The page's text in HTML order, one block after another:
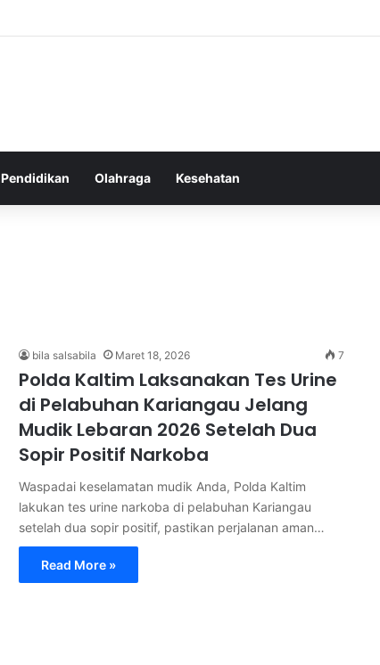
Pendidikan Olahraga Kesehatan
bila salsabila Maret 18, 2026 7
Polda Kaltim Laksanakan Tes Urine
di Pelabuhan Kariangau Jelang
Mudik Lebaran 2026 Setelah Dua
Sopir Positif Narkoba
Waspadai keselamatan mudik Anda, Polda Kaltim
lakukan tes urine narkoba di pelabuhan Kariangau
setelah dua sopir positif, pastikan perjalanan aman…
Read More »